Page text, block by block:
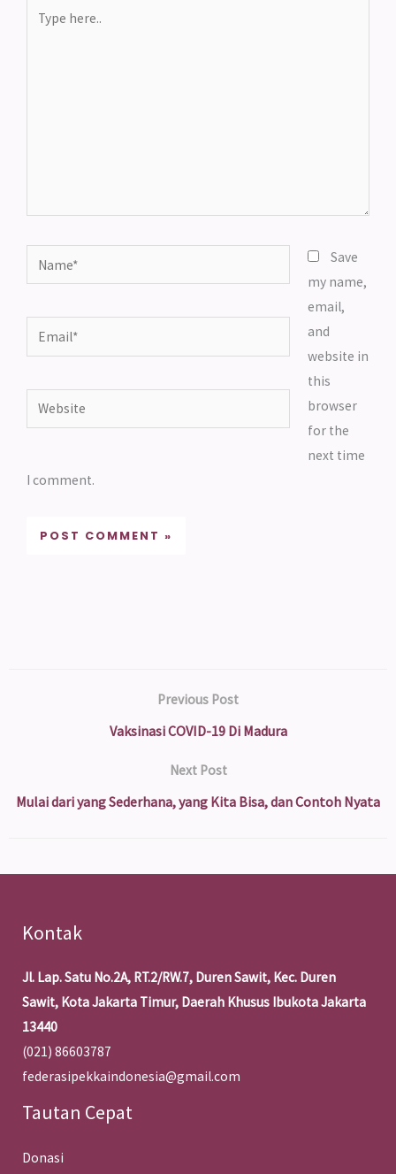
here..
Name*
Email*
Website
Save
my name,
email,
and
website in
this
browser
for the
next time
I comment.
Previous Post
Vaksinasi COVID-19 Di Madura
Next Post
Mulai dari yang Sederhana, yang Kita Bisa, dan Contoh Nyata
Kontak
Jl. Lap. Satu No.2A, RT.2/RW.7, Duren Sawit, Kec. Duren
Sawit, Kota Jakarta Timur, Daerah Khusus Ibukota Jakarta
13440
(021) 86603787
federasipekkaindonesia@gmail.com
Tautan Cepat
Donasi